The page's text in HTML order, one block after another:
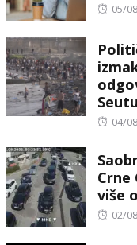
05/
04/
Crne
više
02/